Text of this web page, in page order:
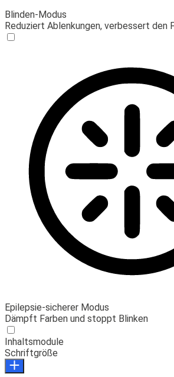
Blinden-Modus
Reduziert Ablenkungen, verbessert den
Epilepsie-sicherer Modus
Dämpft Farben und stoppt Blinken
Inhaltsmodule
Schriftgröße